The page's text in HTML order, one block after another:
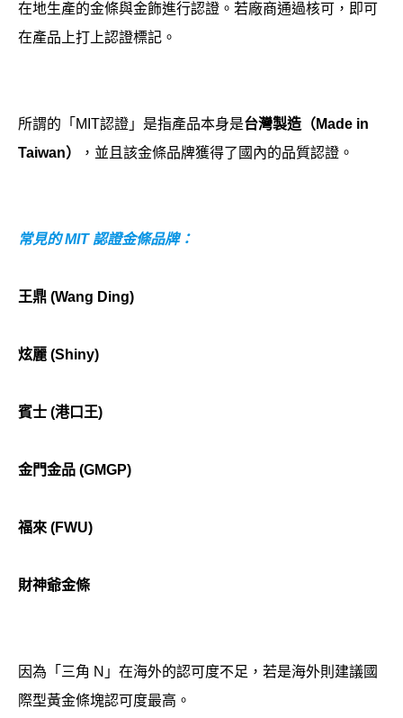
在地生產的金條與金飾進行認證。若廠商通過核可，即可
在產品上打上認證標記。
所謂的「MIT認證」是指產品本身是台灣製造（ Made in
Taiwan） ，並且該金條品牌獲得了國內的品質認證。
常見的 MIT 認證金條品牌：
王鼎 (Wang Ding)
炫麗 (Shiny)
賓士 (港口王)
金門金品 (GMGP)
福來 (FWU)
財神爺金條
因為「三角 N」在海外的認可度不足，若是海外則建議國
際型黃金條塊認可度最高。